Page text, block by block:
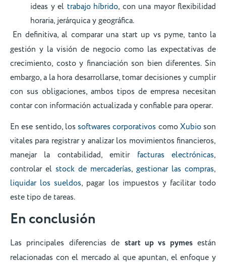
ideas y el trabajo híbrido, con una mayor flexibilidad
horaria, jerárquica y geográfica.
En definitiva, al comparar una start up vs pyme, tanto la
gestión y la visión de negocio como las expectativas de
crecimiento, costo y financiación son bien diferentes. Sin
embargo, a la hora desarrollarse, tomar decisiones y cumplir
con sus obligaciones, ambos tipos de empresa necesitan
contar con información actualizada y confiable para operar.
En ese sentido, los softwares corporativos comoXubioson
vitales para registrar y analizar los movimientos financieros,
manejar la contabilidad, emitir facturas electrónicas,
controlar el stock de mercaderías, gestionar las compras,
liquidar los sueldos, pagar los impuestos y facilitar todo
este tipo de tareas.
En conclusión
Las principales diferencias de start up vs pymesestán
relacionadas con el mercado al que apuntan, el enfoque y